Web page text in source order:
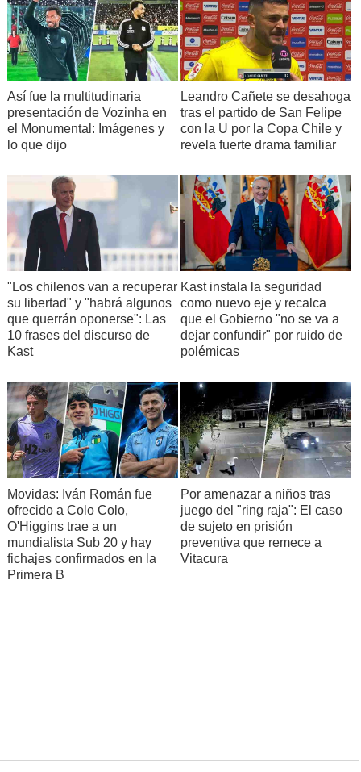
Así fue la multitudinaria
presentación de Vozinha en
el Monumental: Imágenes y
lo que dijo
Leandro Cañete se desahoga
tras el partido de San Felipe
con la U por la Copa Chile y
revela fuerte drama familiar
"Los chilenos van a recuperar
su libertad" y "habrá algunos
que querrán oponerse": Las
10 frases del discurso de
Kast
Kast instala la seguridad
como nuevo eje y recalca
que el Gobierno "no se va a
dejar confundir" por ruido de
polémicas
Movidas: Iván Román fue
ofrecido a Colo Colo,
O'Higgins trae a un
mundialista Sub 20 y hay
fichajes confirmados en la
Primera B
Por amenazar a niños tras
juego del "ring raja": El caso
de sujeto en prisión
preventiva que remece a
Vitacura